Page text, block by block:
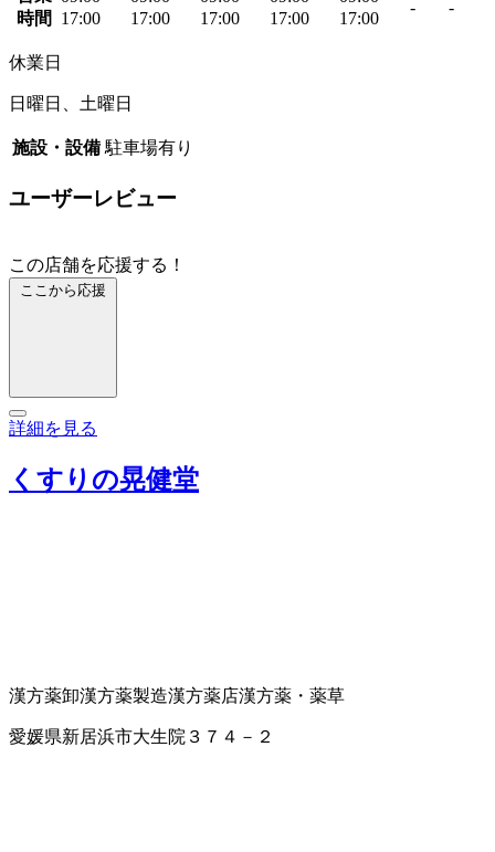
時間
17:00
17:00
17:00
17:00
17:00
- -
休業日
日曜日、土曜日
施設・設備 駐車場有り
ユーザーレビュー
この店舗を応援する！
ここから応援
詳細を見る
くすりの晃健堂
漢方薬卸漢方薬製造漢方薬店漢方薬・薬草
愛媛県新居浜市大生院３７４－２